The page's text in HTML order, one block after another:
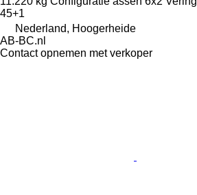
45+1
Nederland, Hoogerheide
AB-BC.nl
Contact opnemen met verkoper